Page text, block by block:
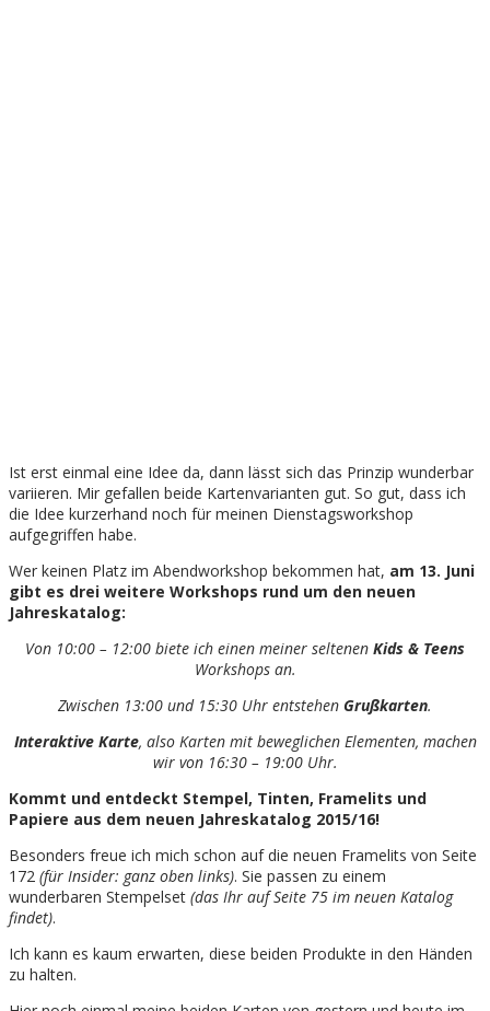
Ist erst einmal eine Idee da, dann lässt sich das Prinzip wunderbar
variieren. Mir gefallen beide Kartenvarianten gut. So gut, dass ich
die Idee kurzerhand noch für meinen Dienstagsworkshop
aufgegriffen habe.
Wer keinen Platz im Abendworkshop bekommen hat, am 13. Juni
gibt es drei weitere Workshops rund um den neuen
Jahreskatalog:
Von 10:00 – 12:00 biete ich einen meiner seltenen Kids & Teens
Workshops an.
Zwischen 13:00 und 15:30 Uhr entstehen Grußkarten.
Interaktive Karte, also Karten mit beweglichen Elementen, machen
wir von 16:30 – 19:00 Uhr.
Kommt und entdeckt Stempel, Tinten, Framelits und
Papiere aus dem neuen Jahreskatalog 2015/16!
Besonders freue ich mich schon auf die neuen Framelits von Seite
172 (für Insider: ganz oben links). Sie passen zu einem
wunderbaren Stempelset (das Ihr auf Seite 75 im neuen Katalog
findet).
Ich kann es kaum erwarten, diese beiden Produkte in den Händen
zu halten.